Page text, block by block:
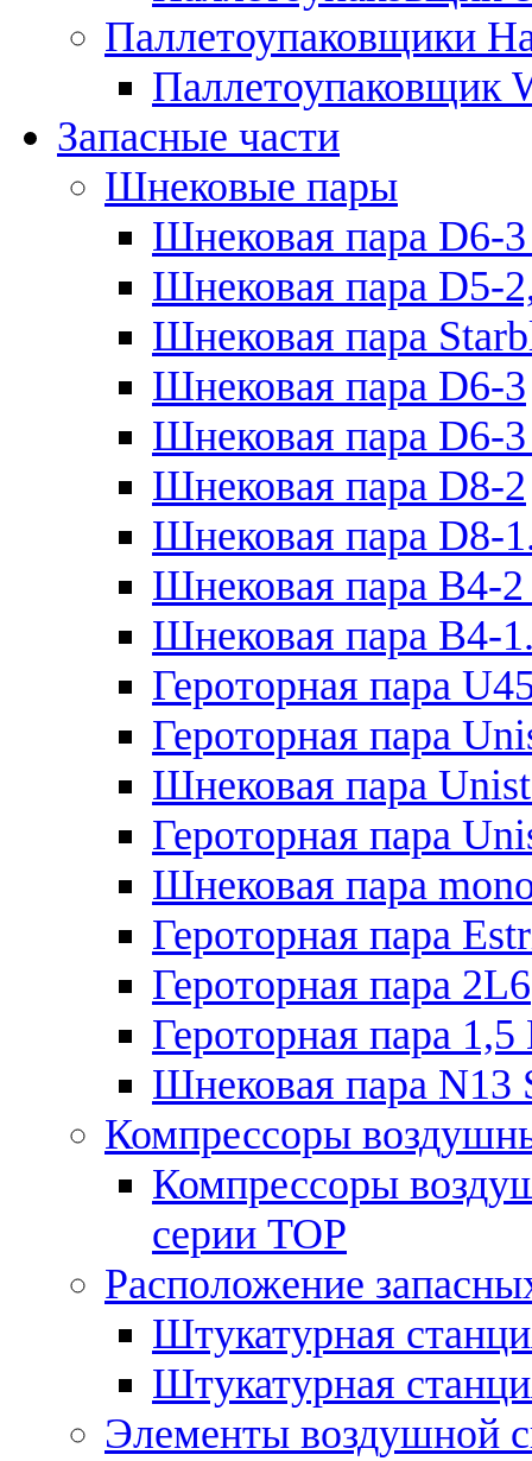
Паллетоупаковщики
Паллетоупаковщик
Запасные части
Шнековые пары
Шнековая пара D6-
Шнековая пара D5-
Шнековая пара
Шнековая пара D6-3
Шнековая пара D6-
Шнековая пара D8-2
Шнековая пара D8-
Шнековая пара B4-
Шнековая пара B4-
Героторная пара
Героторная пара
Шнековая пара
Героторная пара
Шнековая пара
Героторная пара
Героторная пара 2L6
Героторная пара 1,5
Шнековая пара N13
Компрессоры
Компрессоры
серии TOP
Расположение
Штукатурная
Штукатурная
Элементы воздушной